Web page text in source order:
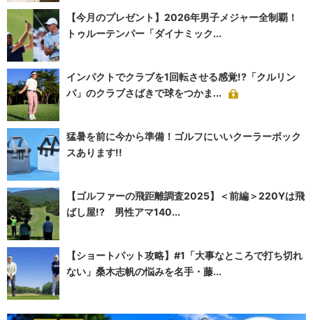
【今月のプレゼント】2026年男子メジャー全制覇！
トゥルーテンパー「ダイナミック...
インパクトでクラブを1回転させる感覚!?「クルリン
パ」のクラブさばきで球をつかま...
猛暑を前に今から準備！ゴルフにいいクーラーボック
スあります!!
【ゴルファーの飛距離調査2025】＜前編＞220Yは飛
ばし屋!? 男性アマ140...
【ショートパット攻略】#1「大事なところで打ち切れ
ない」桑木志帆の悩みを名手・藤...